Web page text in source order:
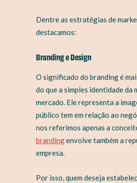
Dentre as estratégias de
destacamos:
Branding e Design
O significado do branding é
do que a simples identidade da
mercado. Ele representa a
público tem em relação ao
nos referimos apenas a
brandingenvolve também a
empresa.
Por isso, quem deseja